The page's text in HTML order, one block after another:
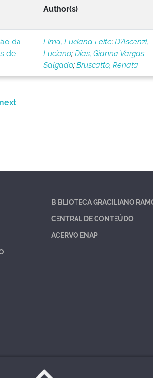
Author(s)
da
de
Lima, Luciana Leite;D’Ascenzi,
Luciano;Dias, Gianna Vargas
Salgado;Bruscatto, Renata
next
BIBLIOTECA GRACILIANO
CENTRAL DE CONTEÚDO
ACERVO ENAP